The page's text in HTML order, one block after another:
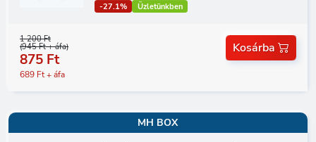
-27.1% Üzletünkben
1 200 Ft
(945 Ft + áfa)
875 Ft
689 Ft + áfa
Kosárba
MH BOX